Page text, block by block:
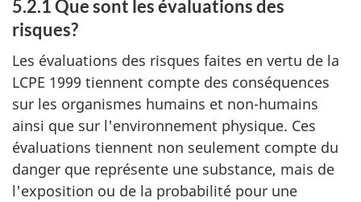
5.2.1 Que sont les évaluations des
risques?
Les évaluations des risques faites en vertu de la
LCPE 1999 tiennent compte des conséquences
sur les organismes humains et non-humains
ainsi que sur l'environnement physique. Ces
évaluations tiennent non seulement compte du
danger que représente une substance, mais de
l'exposition ou de la probabilité pour une